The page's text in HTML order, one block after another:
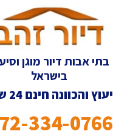
לתוכן
בתי אבות דיור מוגן
בישראל
יעוץ והכוונה חינם 24 שעות
334-0766